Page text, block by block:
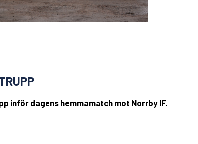
inför dagens hemmamatch mot Norrby IF.